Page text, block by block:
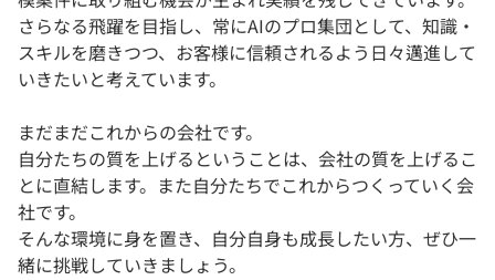
さらなる飛躍を目指し、常にAIのプロ集団として、知識・
スキルを磨きつつ、お客様に信頼されるよう日々邁進して
いきたいと考えています。
まだまだこれからの会社です。
自分たちの質を上げるということは、会社の質を上げるこ
とに直結します。また自分たちでこれからつくっていく会
社です。
そんな環境に身を置き、自分自身も成長したい方、ぜひ一
緒に挑戦していきましょう。